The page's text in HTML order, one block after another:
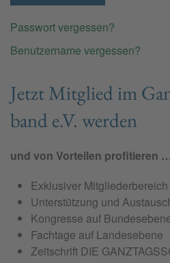
Passwort vergessen?
Benutzername vergessen?
Jetzt Mit­glied im
band e.V. wer­den
und von Vorteilen profitieren
Exklusiver Mitgliederbereich
Unterstützung und
Kongresse auf
Fachtage auf Landesebene
Zeitschrift DIE